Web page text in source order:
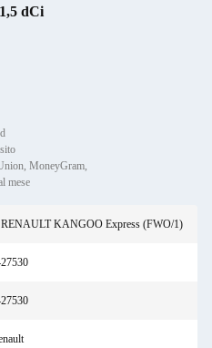
dCi
MoneyGram,
mese
RENAULT KANGOO Express (FWO/1)